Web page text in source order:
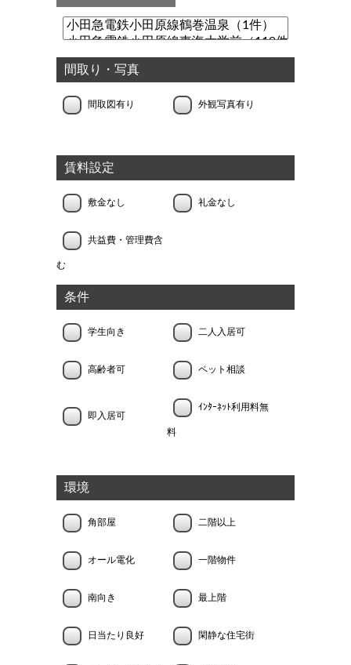
間取り・写真
間取図有り 外観写真有り
賃料設定
敷金なし 礼金なし
共益費・管理費含
む
条件
学生向き 二人入居可
高齢者可 ペット相談
即入居可
ｲﾝﾀｰﾈｯﾄ利用料無
料
環境
角部屋 二階以上
オール電化 一階物件
南向き 最上階
日当たり良好 閑静な住宅街